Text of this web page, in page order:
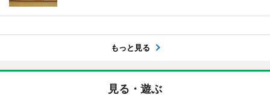
もっと見る
見る・遊ぶ